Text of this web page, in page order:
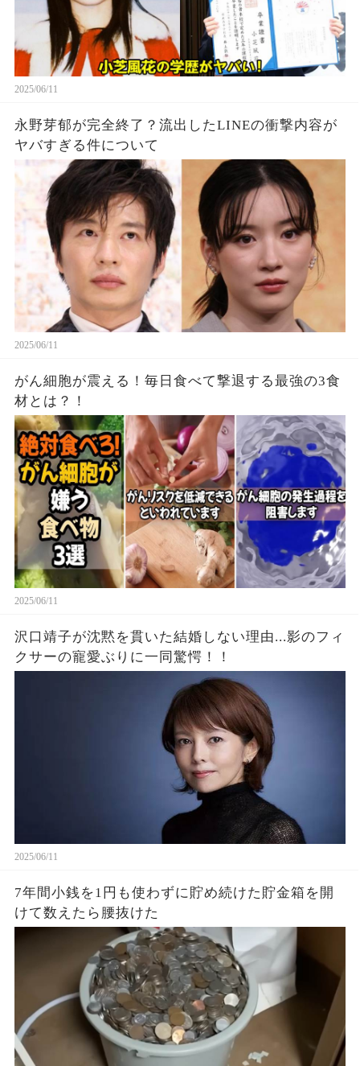
2025/06/11
永野芽郁が完全終了？流出したLINEの衝撃内容が
ヤバすぎる件について
2025/06/11
がん細胞が震える！毎日食べて撃退する最強の3食
材とは？！
2025/06/11
沢口靖子が沈黙を貫いた結婚しない理由...影のフィ
クサーの寵愛ぶりに一同驚愕！！
2025/06/11
7年間小銭を1円も使わずに貯め続けた貯金箱を開
けて数えたら腰抜けた